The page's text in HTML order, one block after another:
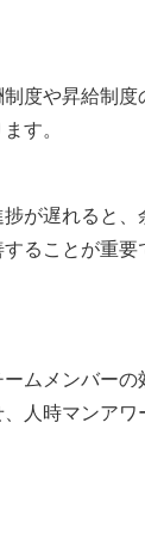
度や昇給制
す。
が遅れると
ることが重要
ムメンバー
人時マンア